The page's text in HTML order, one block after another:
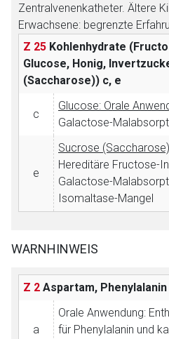
Zentralvenenkatheter. Ältere
Erwachsene: begrenzte
Z 25 Kohlenhydrate
Glucose, Honig,
(Saccharose)) c, e
c
Glucose: Orale
Galactose-
e
Sucrose
Hereditäre Fructose-
Galactose-
Isomaltase-Mangel
WARNHINWEIS
Z 2 Aspartam, Phenylalanin
a
Orale Anwendung:
für Phenylalanin und
Datenschutzbestimmungen.
Zurück zur